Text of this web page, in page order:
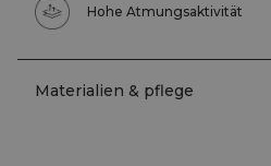
Hohe Atmungsaktivität
Materialien & pflege